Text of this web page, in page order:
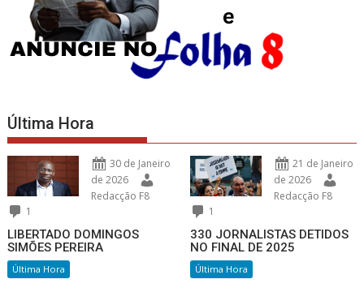
Última Hora
30 de Janeiro
de 2026
Redacção F8
1
LIBERTADO DOMINGOS
SIMÕES PEREIRA
Última Hora
21 de Janeiro
de 2026
Redacção F8
1
330 JORNALISTAS DETIDOS
NO FINAL DE 2025
Última Hora